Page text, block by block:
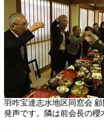
羽咋宝達志水地区同窓会
発声です。隣は前会長の櫻